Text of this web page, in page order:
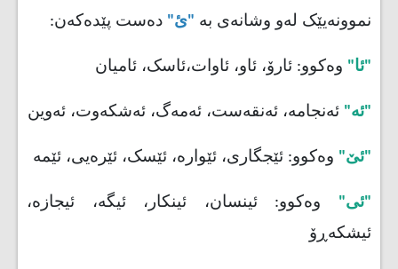
نموونەیێک لەو وشانەی بە "ئ" دەست پێدەکەن:
"ئا" وەکوو: ئارۆ، ئاو، ئاوات،ئاسک، ئامیان
"ئە" ئەنجامە، ئەنقەست، ئەمەگ، ئەشکەوت، ئەوین
"ئێ" وەکوو: ئێجگاری، ئێوارە، ئێسک، ئێرەیی، ئێمە
"ئی" وەکوو: ئینسان، ئینکار، ئیگە، ئیجازە،
ئیشکەڕۆ